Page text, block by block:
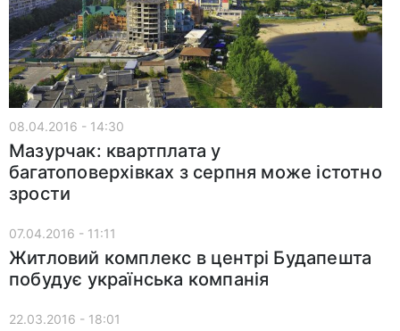
08.04.2016 - 14:30
Мазурчак: квартплата у
багатоповерхівках з серпня може істотно
зрости
07.04.2016 - 11:11
Житловий комплекс в центрі Будапешта
побудує українська компанія
22.03.2016 - 18:01